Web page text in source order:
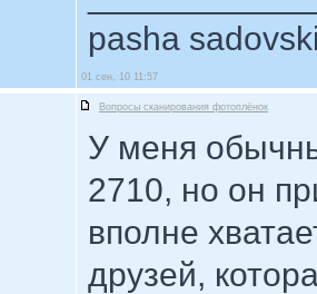
pasha
01 сен, 10 11:57
Вопросы сканирования фотоплёнок
У меня
2710, но он
вполне
друзей,